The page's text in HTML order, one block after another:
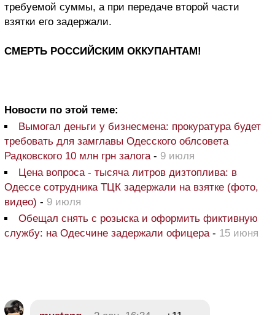
требуемой суммы, а при передаче второй части
взятки его задержали.
СМЕРТЬ РОССИЙСКИМ ОККУПАНТАМ!
Новости по этой теме:
Вымогал деньги у бизнесмена: прокуратура будет
требовать для замглавы Одесского облсовета
Радковского 10 млн грн залога - 9 июля
Цена вопроса - тысяча литров дизтоплива: в
Одессе сотрудника ТЦК задержали на взятке (фото,
видео) - 9 июля
Обещал снять с розыска и оформить фиктивную
службу: на Одесчине задержали офицера - 15 июня